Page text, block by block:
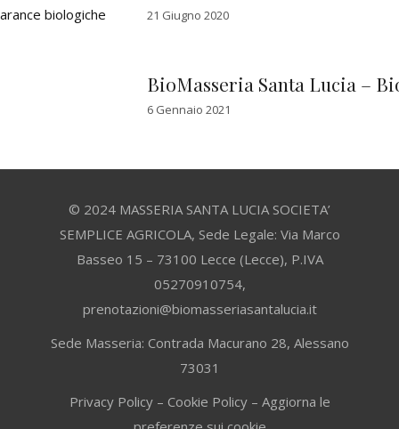
21 Giugno 2020
BioMasseria Santa Lucia –
6 Gennaio 2021
© 2024 MASSERIA SANTA LUCIA SOCIETA’
SEMPLICE AGRICOLA, Sede Legale: Via Marco
Basseo 15 – 73100 Lecce (Lecce), P.IVA
05270910754,
prenotazioni@biomasseriasantalucia.it
Sede Masseria: Contrada Macurano 28, Alessano
73031
Privacy Policy– Cookie Policy– Aggiorna le